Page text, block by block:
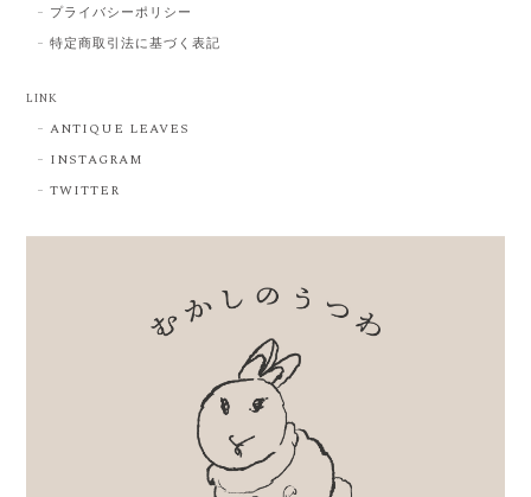
プライバシーポリシー
特定商取引法に基づく表記
LINK
ANTIQUE LEAVES
INSTAGRAM
TWITTER